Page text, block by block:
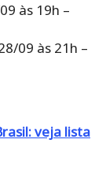
às 19h –
09 às 21h –
veja lista